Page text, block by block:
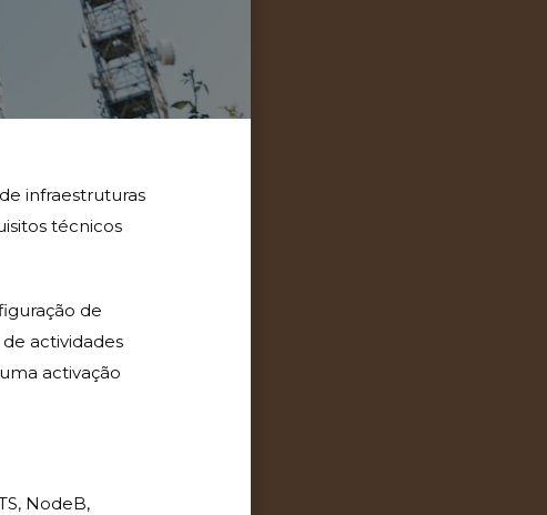
infraestruturas
técnicos
de
actividades
activação
NodeB,